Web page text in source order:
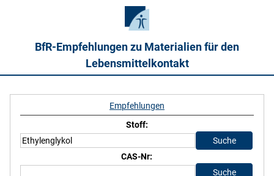
BfR-Empfehlungen zu Materialien für den
Lebensmittelkontakt
Empfehlungen
Stoff:
CAS-Nr: